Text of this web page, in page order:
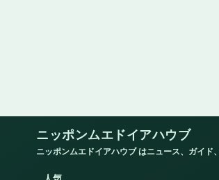
ニッポンムエドイアハウブ
ニッポンムエドイアハウブ はニュース、ガイド